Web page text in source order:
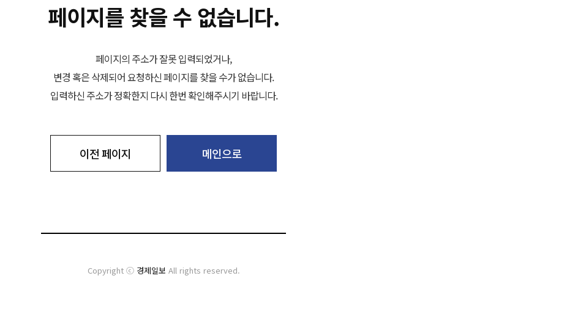
페이지를 찾을 수 없습니다.
페이지의 주소가 잘못 입력되었거나,
변경 혹은 삭제되어 요청하신 페이지를 찾을 수가 없습니다.
입력하신 주소가 정확한지 다시 한번 확인해주시기 바랍니다.
이전 페이지 메인으로
Copyright ⓒ 경제일보 All rights reserved.